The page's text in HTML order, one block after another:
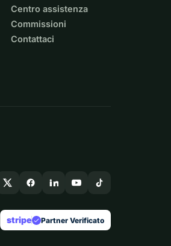
Centro assistenza
Commissioni
Contattaci
stripe check Partner Verificato